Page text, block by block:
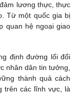
lương thực, thực
Từ một quốc gia bị
quan hệ ngoại giao
định đường lối đổi
nhân dân tin tưởng,
thành quả cách
trên các lĩnh vực, là